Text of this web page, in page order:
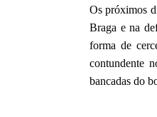
Os próximos
Braga e na
forma de
contundente
bancadas do